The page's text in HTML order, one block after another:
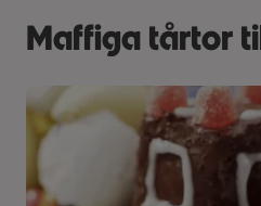
Maffiga tårtor